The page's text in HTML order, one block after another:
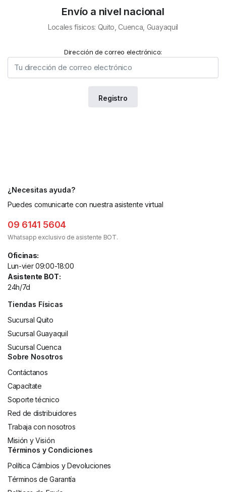
Envío a nivel nacional
Locales físicos: Quito, Cuenca, Guayaquil
Dirección de correo electrónico:
¿Necesitas ayuda?
Puedes comunicarte con nuestra asistente virtual
09 6141 5604
Whatsapp exclusivo de asistente BOT.
Oficinas:
Lun-vier 09:00-18:00
Asistente BOT:
24h/7d
Tiendas Físicas
Sucursal Quito
Sucursal Guayaquil
Sucursal Cuenca
Sobre Nosotros
Contáctanos
Capacítate
Soporte técnico
Red de distribuidores
Trabaja con nosotros
Misión y Visión
Términos y Condiciones
Política Cámbios y Devoluciones
Términos de Garantía